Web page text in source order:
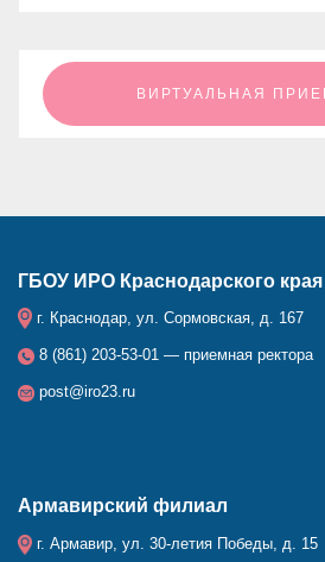
ㅤㅤㅤㅤㅤㅤㅤㅤㅤВИРТУАЛЬНАЯ ПРИЕМНАЯㅤ
ГБОУ ИРО Краснодарского края
г. Краснодар, ул. Сормовская, д. 167
8 (861) 203-53-01 — приемная ректора
post@iro23.ru
Армавирский филиал
г. Армавир, ул. 30-летия Победы, д. 15